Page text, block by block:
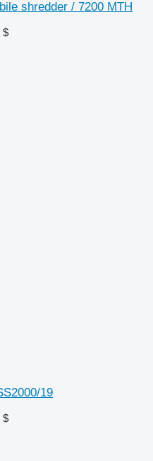
shredder / 7200 MTH
$
19
$